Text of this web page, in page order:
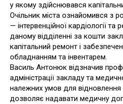
у якому здійснювався
Очільник міста ознайомився з
— інтервенційної кардіології та
даному відділенні за кошти
капітальний ремонт і
обладнанням та інвентарем.
Василь Антонюк відзначив
адміністрації закладу та
належних умов для відновлення
дозволяє надавати медичну